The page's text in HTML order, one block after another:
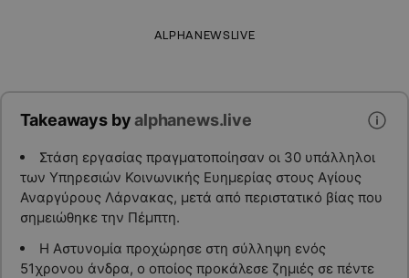
ALPHANEWSLIVE
Takeaways byalphanews.live
Στάση εργασίας πραγματοποίησαν οι 30 υπάλληλοι
των Υπηρεσιών Κοινωνικής Ευημερίας στους Αγίους
Αναργύρους Λάρνακας, μετά από περιστατικό βίας που
σημειώθηκε την Πέμπτη.
Η Αστυνομία προχώρησε στη σύλληψη ενός
51χρονου άνδρα, ο οποίος προκάλεσε ζημιές σε πέντε